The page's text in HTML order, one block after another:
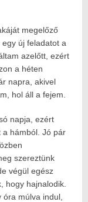
megelőző
új feladatot a
azelőtt, ezért
a héten
napra, akivel
hol áll a fejem.
napja, ezért
a hámból. Jó pár
szereztünk
végül egész
hogy hajnalodik.
múlva indul,